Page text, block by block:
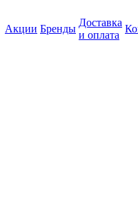
Акции Бренды
Доставка
и оплата